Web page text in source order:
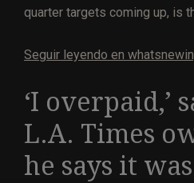
quarter targets coming up, is
Seguir leyendo en
‘I overpaid,’
L.A. Times
he says it